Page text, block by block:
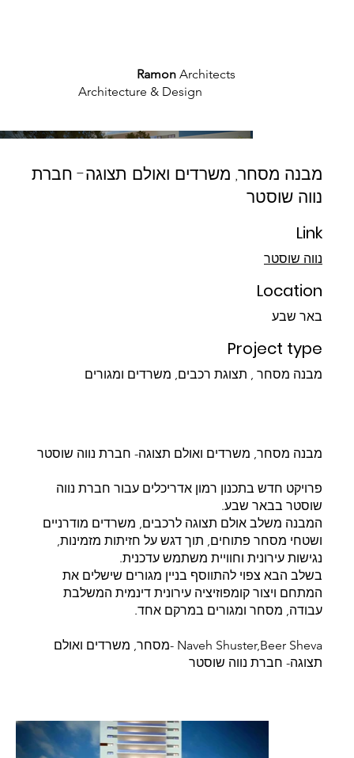
RamonArchitects
Architecture & Design
מבנה מסחר, משרדים ואולם תצוגה- חברת
נווה שוסטר
Link
נווה שוסטר
Location
באר שבע
Project type
מבנה מסחר , תצוגת רכבים, משרדים ומגורים
מבנה מסחר, משרדים ואולם תצוגה- חברת נווה שוסטר
פרויקט חדש בתכנון רמון אדריכלים עבור חברת נווה
שוסטר בבאר שבע.
המבנה משלב אולם תצוגה לרכבים, משרדים מודרניים
ושטחי מסחר פתוחים, תוך דגש על חזיתות מזמינות,
נגישות עירונית וחוויית משתמש עדכנית.
בשלב הבא צפוי להתווסף בניין מגורים שישלים את
המתחם ויצור קומפוזיציה עירונית דינמית המשלבת
עבודה, מסחר ומגורים במרקם אחד.
Naveh Shuster,Beer Sheva -מסחר, משרדים ואולם
תצוגה- חברת נווה שוסטר